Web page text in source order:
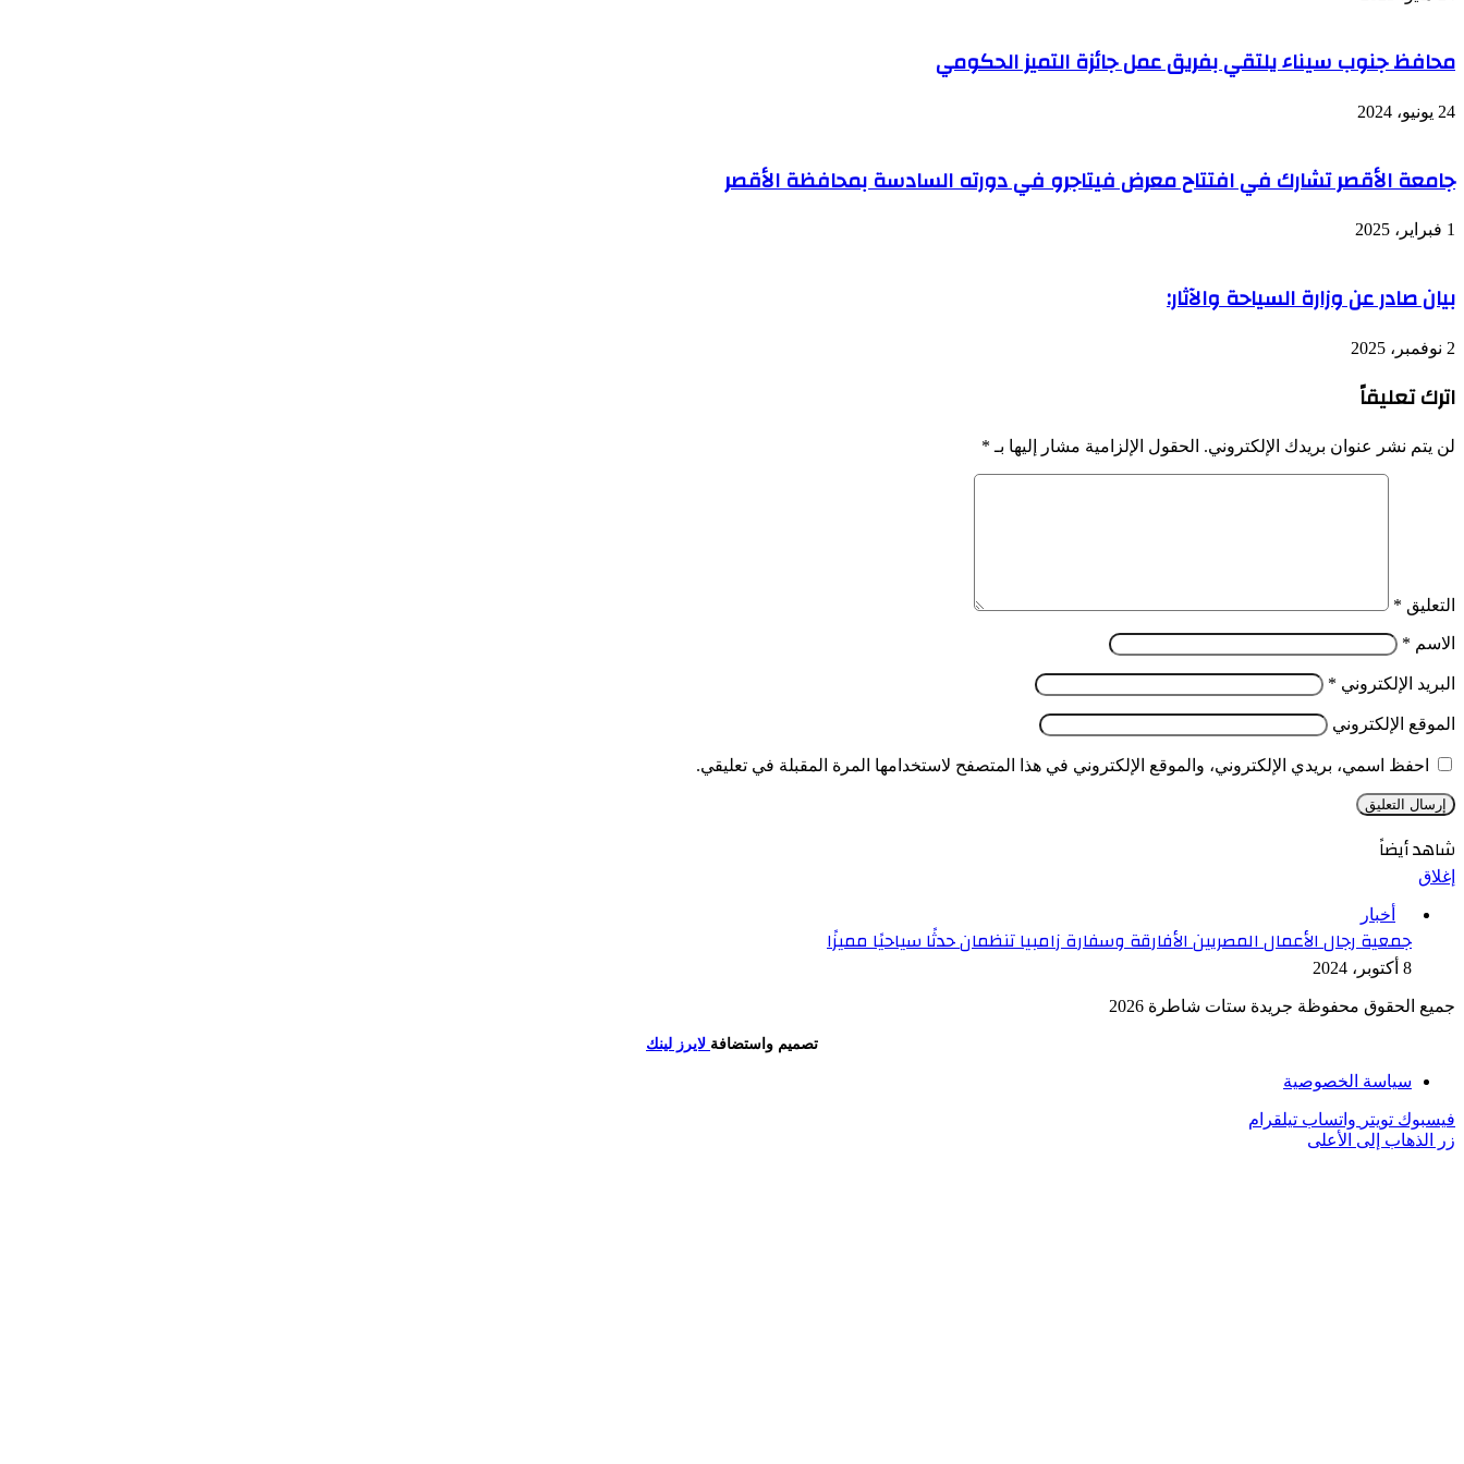
محافظ جنوب سيناء يلتقي بفريق عمل جائزة التميز الحكومي
24 يونيو، 2024
جامعة الأقصر تشارك في افتتاح معرض فيتاجرو في دورته السادسة بمحافظة الأقصر
1 فبراير، 2025
بيان صادر عن وزارة السياحة والآثار:
2 نوفمبر، 2025
اترك تعليقاً
لن يتم نشر عنوان بريدك الإلكتروني. الحقول الإلزامية مشار إليها بـ *
التعليق *
الاسم *
البريد الإلكتروني *
الموقع الإلكتروني
احفظ اسمي، بريدي الإلكتروني، والموقع الإلكتروني في هذا المتصفح لاستخدامها المرة المقبلة في تعليقي.
شاهد أيضاً
إغلاق
أخبار
جمعية رجال الأعمال المصريين الأفارقة وسفارة زامبيا تنظمان حدثًا سياحيًا مميزًا
8 أكتوبر، 2024
جميع الحقوق محفوظة جريدة ستات شاطرة 2026
تصميم واستضافة لايرز لينك
سياسة الخصوصية
فيسبوك تويتر واتساب تيلقرام
زر الذهاب إلى الأعلى